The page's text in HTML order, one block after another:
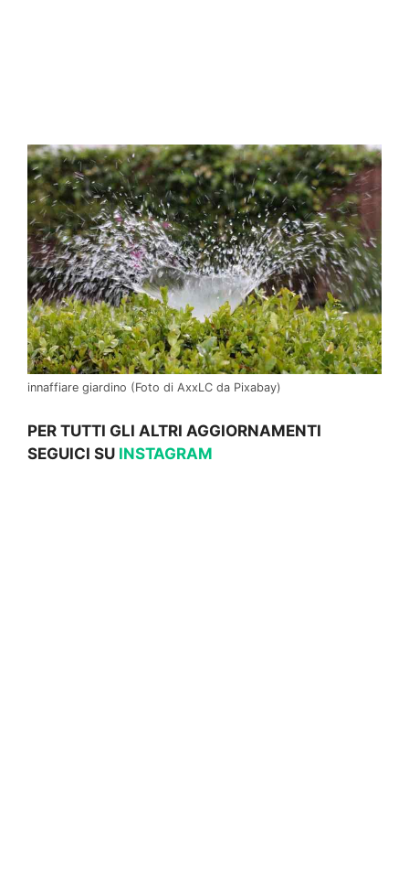
innaffiare giardino (Foto di AxxLC da Pixabay)
PER TUTTI GLI ALTRI AGGIORNAMENTI
SEGUICI SU INSTAGRAM